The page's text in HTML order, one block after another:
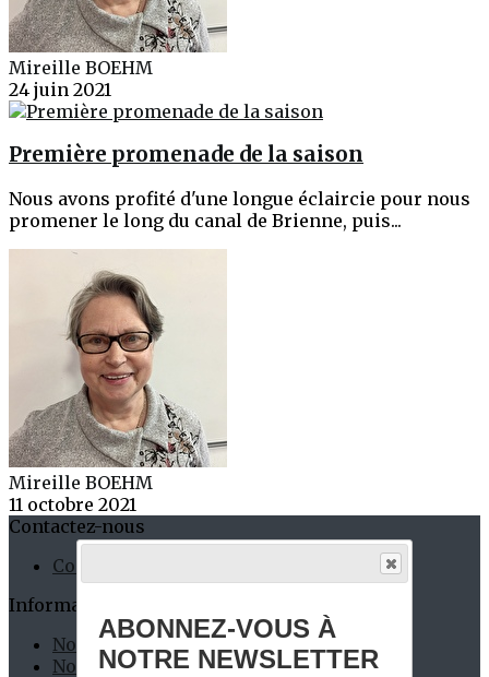
Mireille BOEHM
24 juin 2021
Première promenade de la saison
Nous avons profité d'une longue éclaircie pour nous
promener le long du canal de Brienne, puis...
Mireille BOEHM
11 octobre 2021
Contactez-nous
Contact
Informations Pratiques
Nos Permanents
Nos Partenaires
ABONNEZ-VOUS À
NOTRE NEWSLETTER